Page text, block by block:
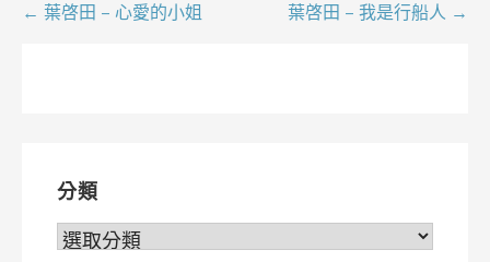
文← 葉啓田 – 心愛的小姐 葉啓田 – 我是行船人 →
分類
分